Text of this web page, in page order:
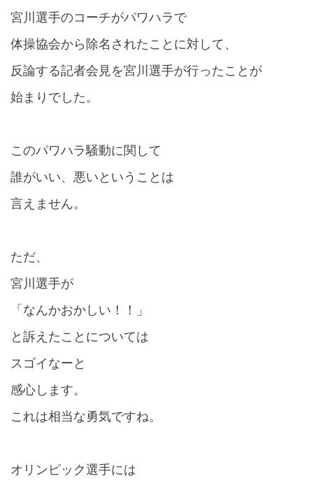
宮川選手のコーチがパワハラで
体操協会から除名されたことに対して、
反論する記者会見を宮川選手が行ったことが
始まりでした。
このパワハラ騒動に関して
誰がいい、悪いということは
言えません。
ただ、
宮川選手が
「なんかおかしい！！」
と訴えたことについては
スゴイなーと
感心します。
これは相当な勇気ですね。
オリンピック選手には